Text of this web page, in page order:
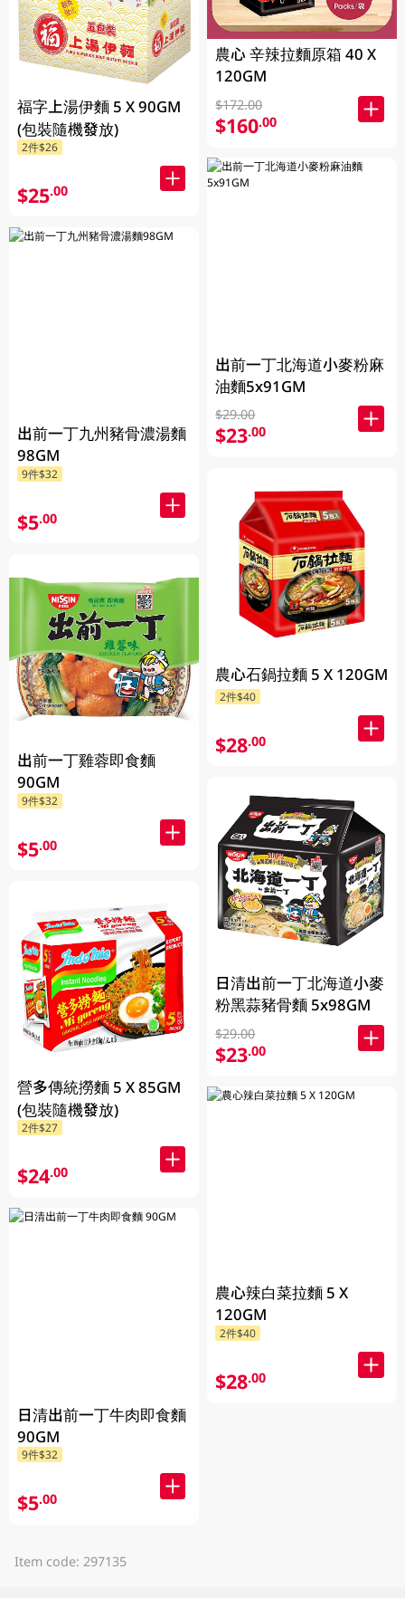
福字上湯伊麵 5 X 90GM
(包裝隨機發放)
2件$26
$25.00
出前一丁九州豬骨濃湯麵
98GM
9件$32
$5.00
出前一丁雞蓉即食麵
90GM
9件$32
$5.00
營多傳統撈麵 5 X 85GM
(包裝隨機發放)
2件$27
$24.00
日清出前一丁牛肉即食麵
90GM
9件$32
$5.00
農心 辛辣拉麵原箱 40 X
120GM
$172.00
$160.00
出前一丁北海道小麥粉麻
油麵5x91GM
$29.00
$23.00
農心石鍋拉麵 5 X 120GM
2件$40
$28.00
日清出前一丁北海道小麥
粉黑蒜豬骨麵 5x98GM
$29.00
$23.00
農心辣白菜拉麵 5 X
120GM
2件$40
$28.00
Item code: 297135